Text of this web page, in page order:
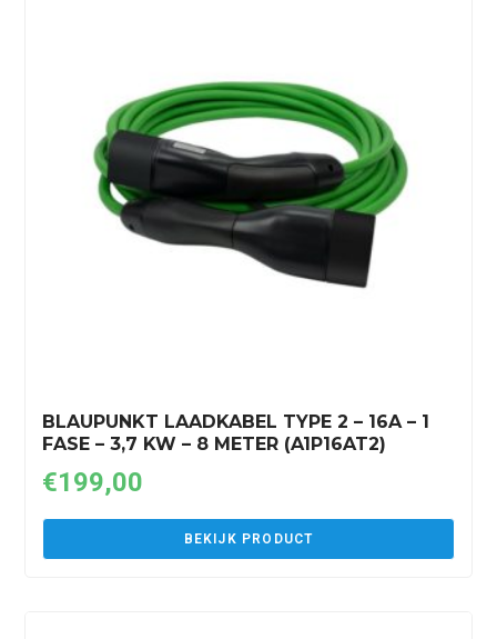
BLAUPUNKT LAADKABEL TYPE 2 – 16A – 1
FASE – 3,7 KW – 8 METER (A1P16AT2)
€199,00
BEKIJK PRODUCT